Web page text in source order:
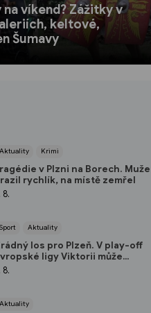
víkend? Zážitky v
keltové,
Šumavy
Aktuality Krimi
v Plzni na Borech. Muže
rychlík, na místě zemřel
8.
Sport Aktuality
los pro Plzeň. V play-off
ligy Viktorii může
i peklo na Balkáně
8.
Aktuality